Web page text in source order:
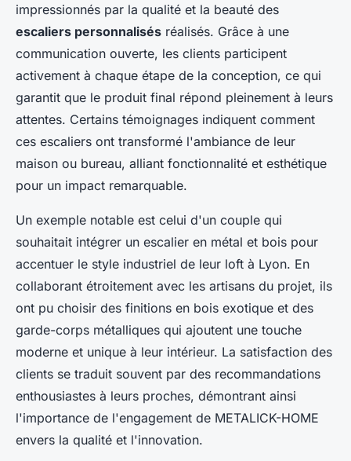
impressionnés par la qualité et la beauté des
escaliers personnalisés réalisés. Grâce à une
communication ouverte, les clients participent
activement à chaque étape de la conception, ce qui
garantit que le produit final répond pleinement à leurs
attentes. Certains témoignages indiquent comment
ces escaliers ont transformé l'ambiance de leur
maison ou bureau, alliant fonctionnalité et esthétique
pour un impact remarquable.
Un exemple notable est celui d'un couple qui
souhaitait intégrer un escalier en métal et bois pour
accentuer le style industriel de leur loft à Lyon. En
collaborant étroitement avec les artisans du projet, ils
ont pu choisir des finitions en bois exotique et des
garde-corps métalliques qui ajoutent une touche
moderne et unique à leur intérieur. La satisfaction des
clients se traduit souvent par des recommandations
enthousiastes à leurs proches, démontrant ainsi
l'importance de l'engagement de METALICK-HOME
envers la qualité et l'innovation.